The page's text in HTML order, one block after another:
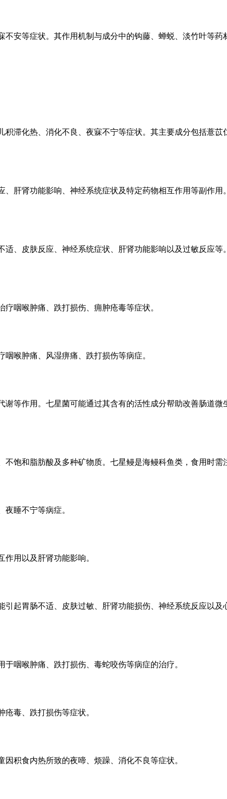
安等症状。其作用机制与成分中的钩藤、蝉蜕、淡竹叶等药
滞化热、消化不良、夜寐不宁等症状。其主要成分包括薏
肝肾功能影响、神经系统症状及特定药物相互作用等副作用
、皮肤反应、神经系统症状、肝肾功能影响以及过敏反应
咽喉肿痛、跌打损伤、痈肿疮毒等症状。
喉肿痛、风湿痹痛、跌打损伤等病症。
等作用。七星菌可能通过其含有的活性成分帮助改善肠道
饱和脂肪酸及多种矿物质。七星鳗是海鳗科鱼类，食用时需
睡不宁等病症。
用以及肝肾功能影响。
起胃肠不适、皮肤过敏、肝肾功能损伤、神经系统反应以
咽喉肿痛、跌打损伤、毒蛇咬伤等病症的治疗。
毒、跌打损伤等症状。
积食内热所致的夜啼、烦躁、消化不良等症状。